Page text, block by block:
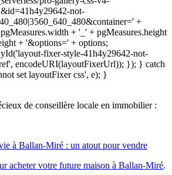
not-
+
+ '_' + pgMeasures.height
+ '&options=' + options;
fixer-style-41h4y29642-not-
encodeURI(layoutFixerUrl)); }); } catch
set layoutFixer css', e); }
de conseillère locale en immobilier :
à Ballan-Miré : un atout pour vendre
acheter votre future maison à Ballan-Miré.